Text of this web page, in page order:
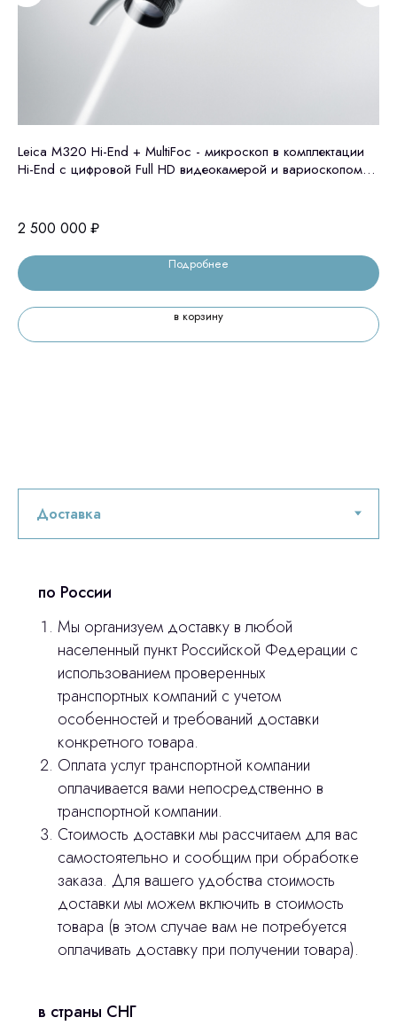
Leica M320 Hi-End + MultiFoc - микроскоп в комплектации
Hi-End с цифровой Full HD видеокамерой и вариоскопом
2 500 000 ₽
Подробнее
в корзину
по России
Мы организуем доставку в любой
населенный пункт Российской Федерации с
использованием проверенных
транспортных компаний с учетом
особенностей и требований доставки
конкретного товара.
Оплата услуг транспортной компании
оплачивается вами непосредственно в
транспортной компании.
Стоимость доставки мы рассчитаем для вас
самостоятельно и сообщим при обработке
заказа. Для вашего удобства стоимость
доставки мы можем включить в стоимость
товара (в этом случае вам не потребуется
оплачивать доставку при получении товара).
в страны СНГ
Остались вопросы
оставьте контакты, мы свяжемся и
ответим на все вопросы
© 2024 ЛС Дентал Групп
Главная
Лицензирование
Оплата и доставка